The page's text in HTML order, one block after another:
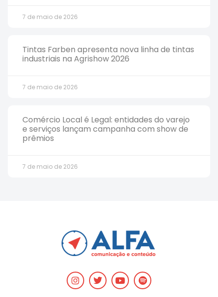
7 de maio de 2026
Tintas Farben apresenta nova linha de tintas
industriais na Agrishow 2026
7 de maio de 2026
Comércio Local é Legal: entidades do varejo
e serviços lançam campanha com show de
prêmios
7 de maio de 2026